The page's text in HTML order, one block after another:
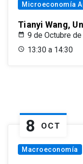
Microeconomía
Tianyi Wang,
9 de Octubre
13:30 a 14:30
8 OCT
Macroeconomía